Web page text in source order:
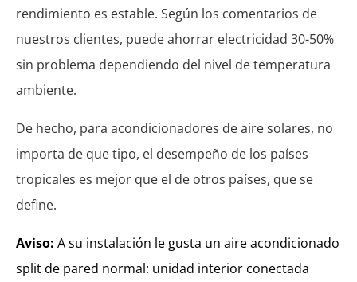
rendimiento es estable. Según los comentarios de
nuestros clientes, puede ahorrar electricidad 30-50%
sin problema dependiendo del nivel de temperatura
ambiente.
De hecho, para acondicionadores de aire solares, no
importa de que tipo, el desempeño de los países
tropicales es mejor que el de otros países, que se
define.
Aviso: A su instalación le gusta un aire acondicionado
split de pared normal: unidad interior conectada